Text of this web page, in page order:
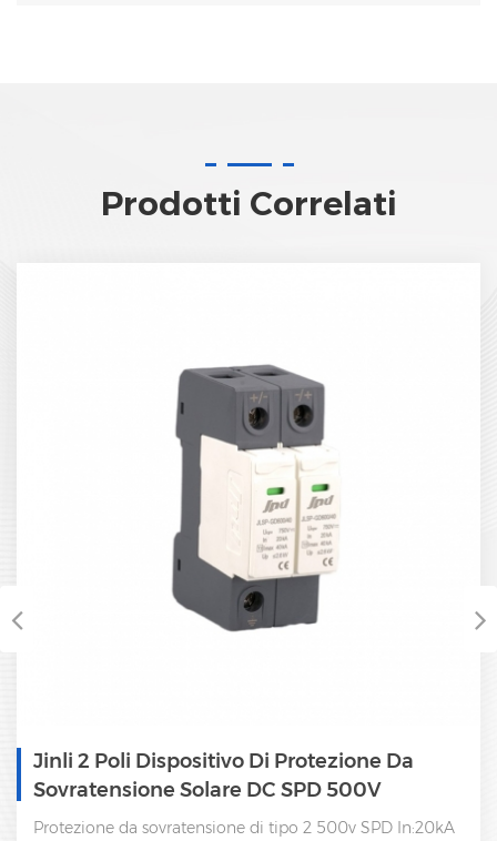
Prodotti Correlati
Jinli 2 Poli Dispositivo Di Protezione Da
Sovratensione Solare DC SPD 500V
Protezione da sovratensione di tipo 2 500v SPD In:20kA